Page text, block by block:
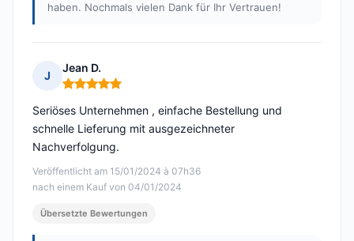
haben. Nochmals vielen Dank für Ihr Vertrauen!
J
Jean D.
Hinweis: 5 von 5
Veröffentlicht am 15/01/2024 à 07h36
nach einem Kauf von 04/01/2024
Seriöses Unternehmen , einfache Bestellung und
schnelle Lieferung mit ausgezeichneter
Nachverfolgung.
Übersetzte Bewertungen